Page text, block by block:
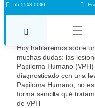
55 5543 0000
¿Qué
de VPH?
Hoy hablaremos sobre
muchas dudas: las
Papiloma Humano
diagnosticado con una
Papiloma Humano, no
forma sencilla qué
de VPH.